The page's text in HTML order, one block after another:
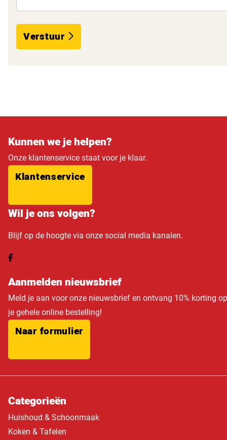
Verstuur
Kunnen we je helpen?
Onze klantenservice staat voor je klaar.
Klantenservice
Wil je ons volgen?
Blijf op de hoogte via onze social media kanalen.
Aanmelden nieuwsbrief
Meld je aan voor onze nieuwsbrief en ontvang 10% korting op
je gehele online bestelling!
Naar formulier
Categorieën
Huishoud & Schoonmaak
Koken & Tafelen